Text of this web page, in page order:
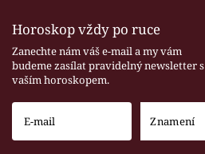
Horoskop vždy po ruce
Zanechte nám váš e-mail a my vám
budeme zasílat pravidelný newsletter s
vaším horoskopem.